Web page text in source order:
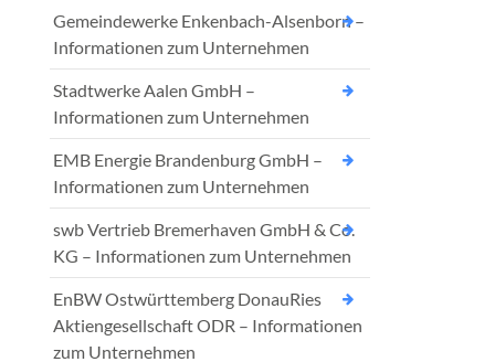
Gemeindewerke Enkenbach-Alsenborn –
Informationen zum Unternehmen
Stadtwerke Aalen GmbH –
Informationen zum Unternehmen
EMB Energie Brandenburg GmbH –
Informationen zum Unternehmen
swb Vertrieb Bremerhaven GmbH & Co.
KG – Informationen zum Unternehmen
EnBW Ostwürttemberg DonauRies
Aktiengesellschaft ODR – Informationen
zum Unternehmen